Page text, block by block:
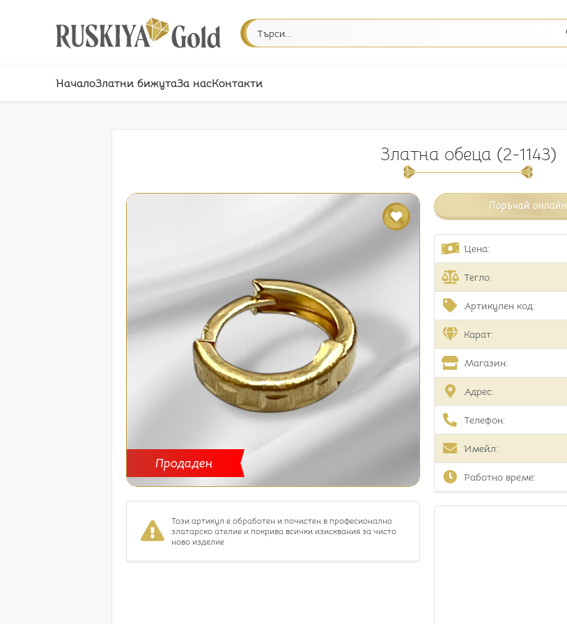
НачалоЗлатни бижутаЗа насКонтакти
Златна обеца (2-1143)
Продаден
Този артикул е обработен и почистен в професионално
златарско ателие и покрива всички изисквания за чисто
ново изделие
Поръчай онлайн
Цена:
Тегло:
Артикулен код:
Карат:
Магазин:
Адрес:
Телефон:
Имейл:
Работно време: